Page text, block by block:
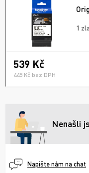
1
539 Kč
445 Kč bez DPH
Nenašli
Napište nám na chat